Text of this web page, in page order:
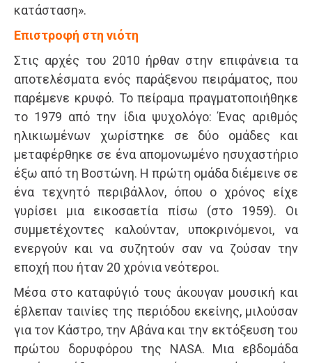
κατάσταση».
Επιστροφή στη νιότη
Στις αρχές του 2010 ήρθαν στην επιφάνεια τα
αποτελέσματα ενός παράξενου πειράματος, που
παρέμενε κρυφό. Το πείραμα πραγματοποιήθηκε
το 1979 από την ίδια ψυχολόγο: Ένας αριθμός
ηλικιωμένων χωρίστηκε σε δύο ομάδες και
μεταφέρθηκε σε ένα απομονωμένο ησυχαστήριο
έξω από τη Βοστώνη. Η πρώτη ομάδα διέμεινε σε
ένα τεχνητό περιβάλλον, όπου ο χρόνος είχε
γυρίσει μια εικοσαετία πίσω (στo 1959). Οι
συμμετέχοντες καλούνταν, υποκρινόμενοι, να
ενεργούν και να συζητούν σαν να ζούσαν την
εποχή που ήταν 20 χρόνια νεότεροι.
Μέσα στο καταφύγιό τους άκουγαν μουσική και
έβλεπαν ταινίες της περιόδου εκείνης, μιλούσαν
για τον Κάστρο, την Αβάνα και την εκτόξευση του
πρώτου δορυφόρου της NASA. Μια εβδομάδα